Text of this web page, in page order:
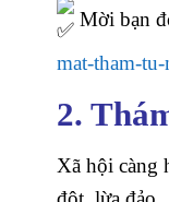
Mời bạn
mat-tham-
2.
Xã hội càng